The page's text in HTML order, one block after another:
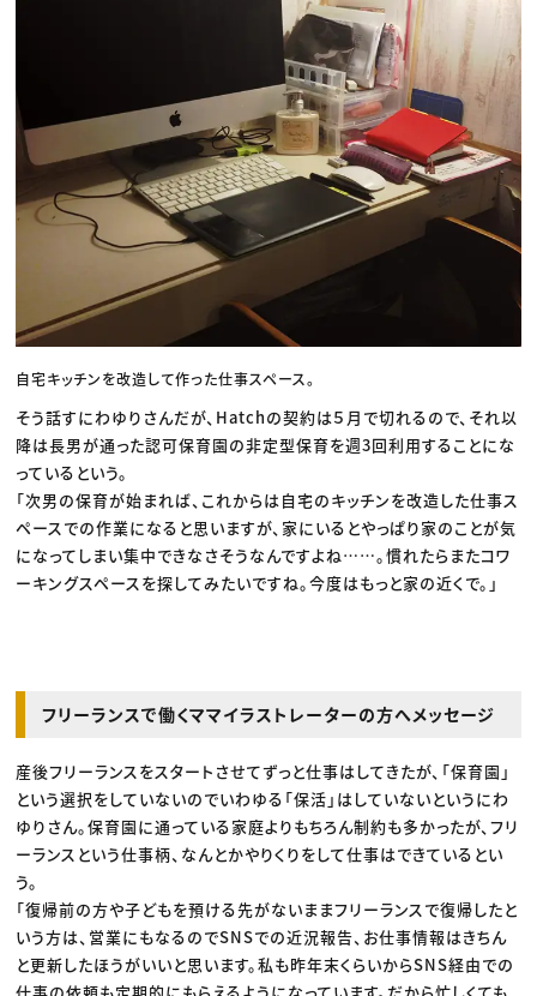
自宅キッチンを改造して作った仕事スペース。
そう話すにわゆりさんだが、Hatchの契約は５月で切れるので、それ以
降は長男が通った認可保育園の非定型保育を週3回利用することにな
っているという。
「次男の保育が始まれば、これからは自宅のキッチンを改造した仕事ス
ペースでの作業になると思いますが、家にいるとやっぱり家のことが気
になってしまい集中できなさそうなんですよね……。慣れたらまたコワ
ーキングスペースを探してみたいですね。今度はもっと家の近くで。」
フリーランスで働くママイラストレーターの方へメッセージ
産後フリーランスをスタートさせてずっと仕事はしてきたが、「保育園」
という選択をしていないのでいわゆる「保活」はしていないというにわ
ゆりさん。保育園に通っている家庭よりもちろん制約も多かったが、フリ
ーランスという仕事柄、なんとかやりくりをして仕事はできているとい
う。
「復帰前の方や子どもを預ける先がないままフリーランスで復帰したと
いう方は、営業にもなるのでSNSでの近況報告、お仕事情報はきちん
と更新したほうがいいと思います。私も昨年末くらいからSNS経由での